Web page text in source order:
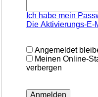
Ich habe mein
Die Aktivierungs-E-
Angemeldet
Meinen Online-
verbergen